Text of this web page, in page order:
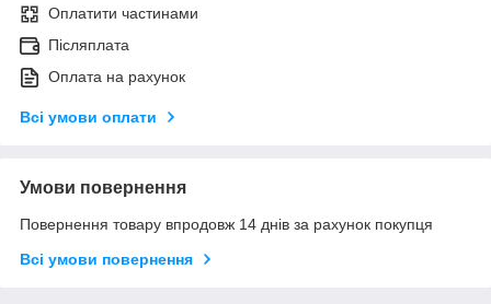
Оплатити частинами
Післяплата
Оплата на рахунок
Всі умови оплати
Умови повернення
Повернення товару впродовж 14 днів за рахунок покупця
Всі умови повернення